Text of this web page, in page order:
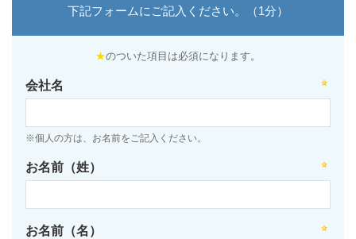
下記フォームにご記入ください。（1分）
★のついた項目は必須になります。
会社名
※個人の方は、お名前をご記入ください。
お名前（姓）
お名前（名）